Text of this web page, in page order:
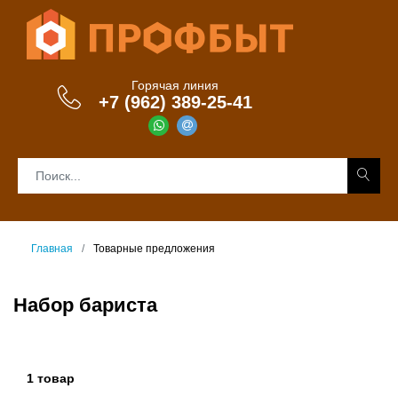
Горячая линия
+7 (962) 389-25-41
Главная Товарные предложения
Набор бариста
1 товар